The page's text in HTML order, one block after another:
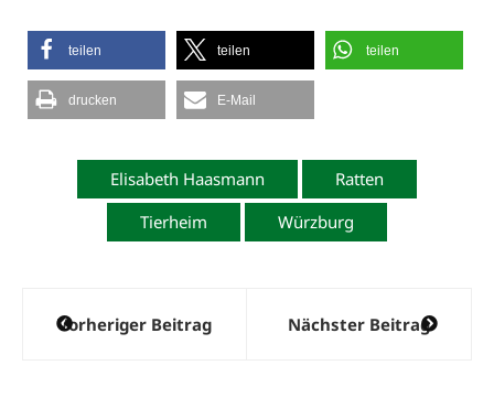
teilen teilen teilen
drucken E-Mail
Elisabeth Haasmann
Ratten
Tierheim
Würzburg
Beitragsnavigation
Vorheriger Beitrag Nächster Beitrag